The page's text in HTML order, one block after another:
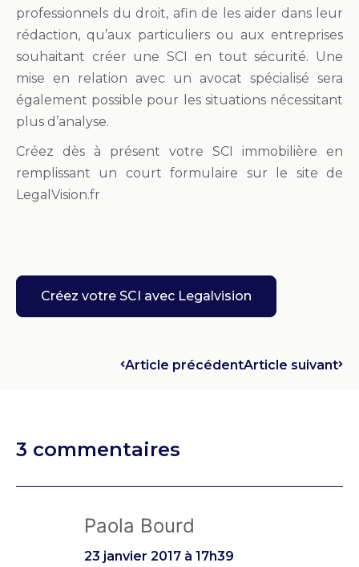
professionnels du droit, afin de les aider dans leur
rédaction, qu’aux particuliers ou aux entreprises
souhaitant créer une SCI en tout sécurité. Une
mise en relation avec un avocat spécialisé sera
également possible pour les situations nécessitant
plus d’analyse.
Créez dès à présent votre SCI immobilière en
remplissant un court formulaire sur le site de
LegalVision.fr
Créez votre SCI avec Legalvision
Article précédentArticle suivant
3 commentaires
Paola Bourd
23 janvier 2017 à 17h39